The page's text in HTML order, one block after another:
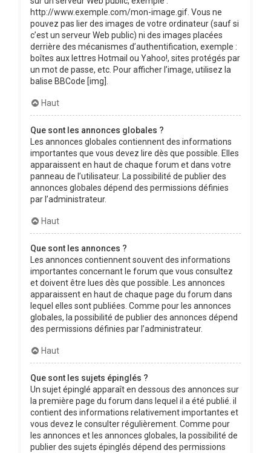
http://www.exemple.com/mon-image.gif. Vous ne
pouvez pas lier des images de votre ordinateur (sauf si
c’est un serveur Web public) ni des images placées
derrière des mécanismes d’authentification, exemple :
boîtes aux lettres Hotmail ou Yahoo!, sites protégés par
un mot de passe, etc. Pour afficher l’image, utilisez la
balise BBCode [img].
Haut
Que sont les annonces globales ?
Les annonces globales contiennent des informations
importantes que vous devez lire dès que possible. Elles
apparaissent en haut de chaque forum et dans votre
panneau de l’utilisateur. La possibilité de publier des
annonces globales dépend des permissions définies
par l’administrateur.
Haut
Que sont les annonces ?
Les annonces contiennent souvent des informations
importantes concernant le forum que vous consultez
et doivent être lues dès que possible. Les annonces
apparaissent en haut de chaque page du forum dans
lequel elles sont publiées. Comme pour les annonces
globales, la possibilité de publier des annonces dépend
des permissions définies par l’administrateur.
Haut
Que sont les sujets épinglés ?
Un sujet épinglé apparaît en dessous des annonces sur
la première page du forum dans lequel il a été publié. il
contient des informations relativement importantes et
vous devez le consulter régulièrement. Comme pour
les annonces et les annonces globales, la possibilité de
publier des sujets épinglés dépend des permissions